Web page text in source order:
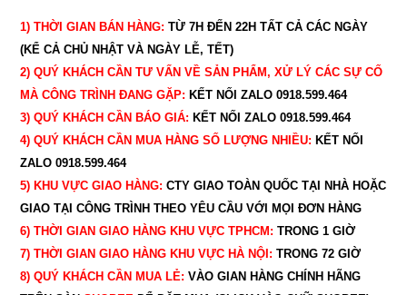
1) THỜI GIAN BÁN HÀNG: TỪ 7H ĐẾN 22H TẤT CẢ CÁC NGÀY
(KỂ CẢ CHỦ NHẬT VÀ NGÀY LỄ, TẾT)
2) QUÝ KHÁCH CẦN TƯ VẤN VỀ SẢN PHẨM, XỬ LÝ CÁC SỰ CỐ
MÀ CÔNG TRÌNH ĐANG GẶP: KẾT NỐI ZALO 0918.599.464
3) QUÝ KHÁCH CẦN BÁO GIÁ: KẾT NỐI ZALO 0918.599.464
4) QUÝ KHÁCH CẦN MUA HÀNG SỐ LƯỢNG NHIỀU: KẾT NỐI
ZALO 0918.599.464
5) KHU VỰC GIAO HÀNG: CTY GIAO TOÀN QUỐC TẠI NHÀ HOẶC
GIAO TẠI CÔNG TRÌNH THEO YÊU CẦU VỚI MỌI ĐƠN HÀNG
6) THỜI GIAN GIAO HÀNG KHU VỰC TPHCM: TRONG 1 GIỜ
7) THỜI GIAN GIAO HÀNG KHU VỰC HÀ NỘI: TRONG 72 GIỜ
8) QUÝ KHÁCH CẦN MUA LẺ: VÀO GIAN HÀNG CHÍNH HÃNG